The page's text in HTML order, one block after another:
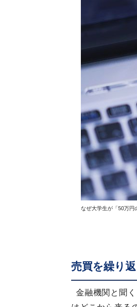
なぜ大学生が「50万円
売買を繰り
金融機関と聞